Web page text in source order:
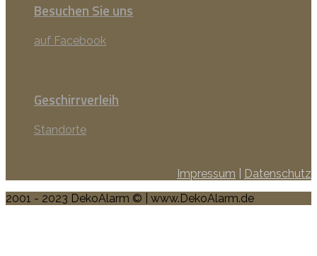
Besuchen Sie uns
auf Facebook
Geschirrverleih
Standorte
Impressum
Datenschutz
2001 - 2023 DekoAlarm © | www.DekoAlarm.de